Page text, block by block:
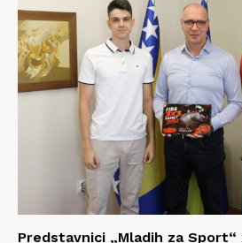
Predstavnici „Mladih za Sport“